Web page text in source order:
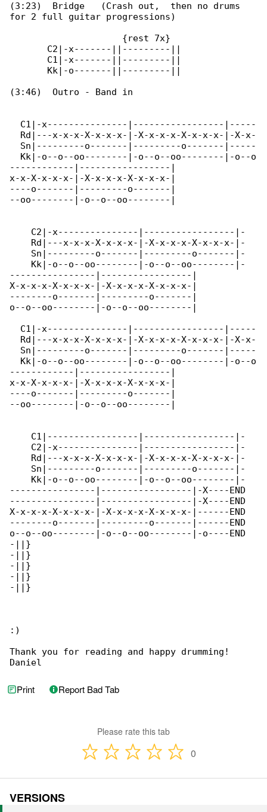
(3:23)  Bridge   (Crash out,  then no drums
for 2 full guitar progressions)
                     {rest 7x}
       C2|-x-------||---------||
       C1|-x-------||---------||
       Kk|-o-------||---------||
(3:46)  Outro - Band in
  C1|-x---------------|-----------------|-----
  Rd|---x-x-x-X-x-x-x-|-X-x-x-x-X-x-x-x-|-X-x-
  Sn|---------o-------|---------o-------|-----
  Kk|-o--o--oo--------|-o--o--oo--------|-o--o
------------|-----------------|
x-x-X-x-x-x-|-X-x-x-x-X-x-x-x-|
----o-------|---------o-------|
--oo--------|-o--o--oo--------|
    C2|-x---------------|-----------------|-
    Rd|---x-x-x-X-x-x-x-|-X-x-x-x-X-x-x-x-|-
    Sn|---------o-------|---------o-------|-
    Kk|-o--o--oo--------|-o--o--oo--------|-
----------------|-----------------|
X-x-x-x-X-x-x-x-|-X-x-x-x-X-x-x-x-|
--------o-------|---------o-------|
o--o--oo--------|-o--o--oo--------|
  C1|-x---------------|-----------------|-----
  Rd|---x-x-x-X-x-x-x-|-X-x-x-x-X-x-x-x-|-X-x-
  Sn|---------o-------|---------o-------|-----
  Kk|-o--o--oo--------|-o--o--oo--------|-o--o
------------|-----------------|
x-x-X-x-x-x-|-X-x-x-x-X-x-x-x-|
----o-------|---------o-------|
--oo--------|-o--o--oo--------|
    C1|-----------------|-----------------|-
    C2|-x---------------|-----------------|-
    Rd|---x-x-x-X-x-x-x-|-X-x-x-x-X-x-x-x-|-
    Sn|---------o-------|---------o-------|-
    Kk|-o--o--oo--------|-o--o--oo--------|-
----------------|-----------------|-X----END
----------------|-----------------|-X----END
X-x-x-x-X-x-x-x-|-X-x-x-x-X-x-x-x-|------END
--------o-------|---------o-------|------END
o--o--oo--------|-o--o--oo--------|-o----END
-||}
-||}
-||}
-||}
-||}
:)
Thank you for reading and happy drumming!
Daniel
Print Report Bad Tab
Please rate this tab
0
VERSIONS